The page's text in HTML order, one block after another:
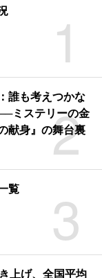
1
2
誰も考えつかな
ミステリーの金
献身』の舞台裏
3
覧
上げ、全国平均